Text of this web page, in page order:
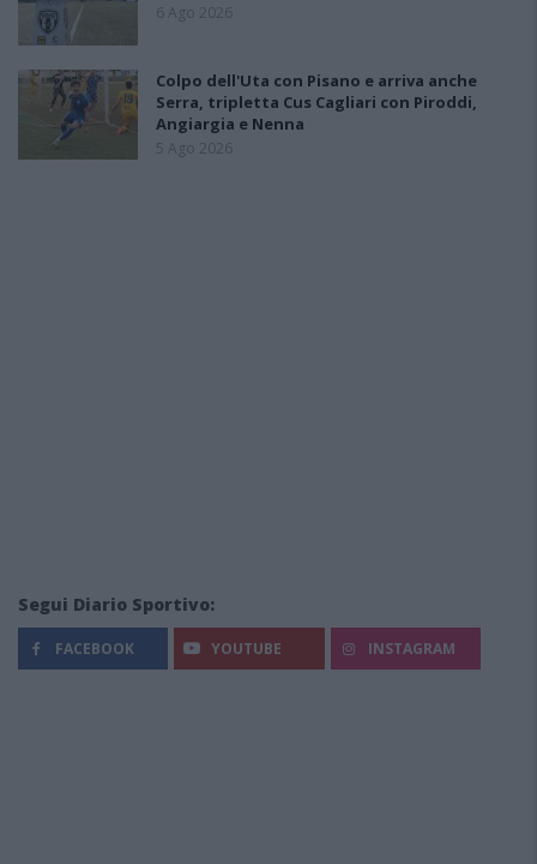
6 Ago 2026
Colpo dell'Uta con Pisano e arriva anche
Serra, tripletta Cus Cagliari con Piroddi,
Angiargia e Nenna
5 Ago 2026
Segui Diario Sportivo:
FACEBOOK YOUTUBE INSTAGRAM